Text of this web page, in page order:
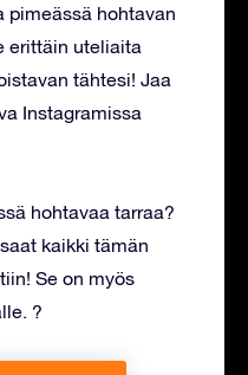
pimeässä hohtavan
erittäin uteliaita
tähtesi! Jaa
Instagramissa
hohtavaa tarraa?
kaikki tämän
Se on myös
?